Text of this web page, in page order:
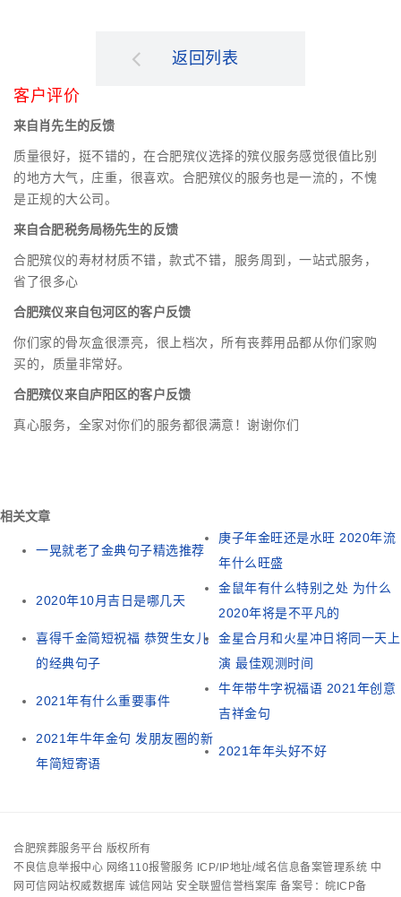
返回列表
客户评价
来自肖先生的反馈
质量很好，挺不错的，在合肥殡仪选择的殡仪服务感觉很值比别
的地方大气，庄重，很喜欢。合肥殡仪的服务也是一流的，不愧
是正规的大公司。
来自合肥税务局杨先生的反馈
合肥殡仪的寿材材质不错，款式不错，服务周到，一站式服务，
省了很多心
合肥殡仪来自包河区的客户反馈
你们家的骨灰盒很漂亮，很上档次，所有丧葬用品都从你们家购
买的，质量非常好。
合肥殡仪来自庐阳区的客户反馈
真心服务，全家对你们的服务都很满意！谢谢你们
相关文章
一晃就老了金典句子精选推荐
庚子年金旺还是水旺 2020年流
年什么旺盛
2020年10月吉日是哪几天
金鼠年有什么特别之处 为什么
2020年将是不平凡的
喜得千金简短祝福 恭贺生女儿
的经典句子
金星合月和火星冲日将同一天上
演 最佳观测时间
2021年有什么重要事件
牛年带牛字祝福语 2021年创意
吉祥金句
2021年牛年金句 发朋友圈的新
年简短寄语
2021年年头好不好
合肥殡葬服务平台 版权所有
不良信息举报中心 网络110报警服务 ICP/IP地址/域名信息备案管理系统 中
网可信网站权威数据库 诚信网站 安全联盟信誉档案库 备案号：皖ICP备